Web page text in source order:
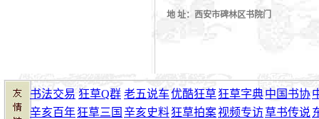
地 址：西安市碑林区书院门
书法交易 狂草Q群 老五说车优酷狂草狂草字典中国书协
辛亥百年狂草三国 辛亥史料狂草拍案视频专访草书传说